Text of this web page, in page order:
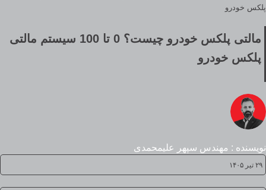
پلکس خودرو
مالتی پلکس خودرو چیست؟ 0 تا 100 سیستم مالتی
پلکس خودرو
نویسنده : مهندس سپهر علیمحمدی
۲۹ تیر ۱۴۰۵